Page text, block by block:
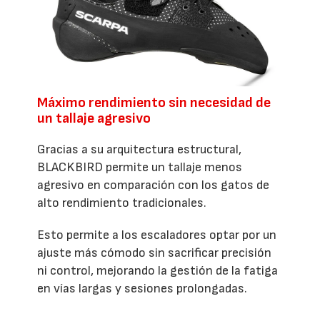
Máximo rendimiento sin necesidad de
un tallaje agresivo
Gracias a su arquitectura estructural,
BLACKBIRD permite un tallaje menos
agresivo en comparación con los gatos de
alto rendimiento tradicionales.
Esto permite a los escaladores optar por un
ajuste más cómodo sin sacrificar precisión
ni control, mejorando la gestión de la fatiga
en vías largas y sesiones prolongadas.